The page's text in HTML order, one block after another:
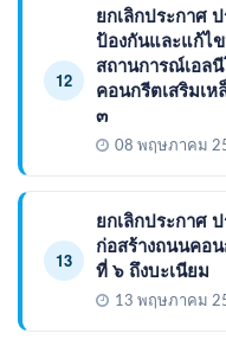
12
ยกเลิกประกาศ
ป้องกันและแก้ไ
สถานการณ์เอล
คอนกรีตเสริมเ
๓
08 พฤษภาคม
13
ยกเลิกประกาศ
ก่อสร้างถนนคอ
ที่ ๖ ถึงบะเนียม
13 พฤษภาคม